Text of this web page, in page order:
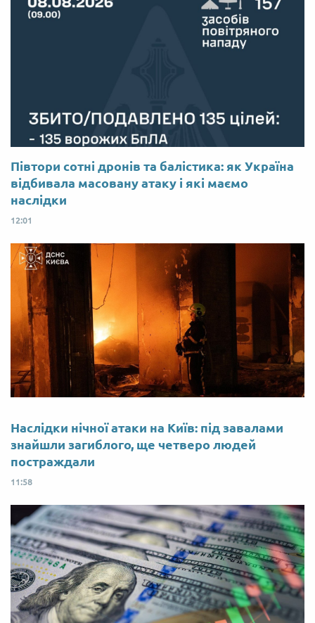
Півтори сотні дронів та балістика: як Україна
відбивала масовану атаку і які маємо
наслідки
12:01
Наслідки нічної атаки на Київ: під завалами
знайшли загиблого, ще четверо людей
постраждали
11:58